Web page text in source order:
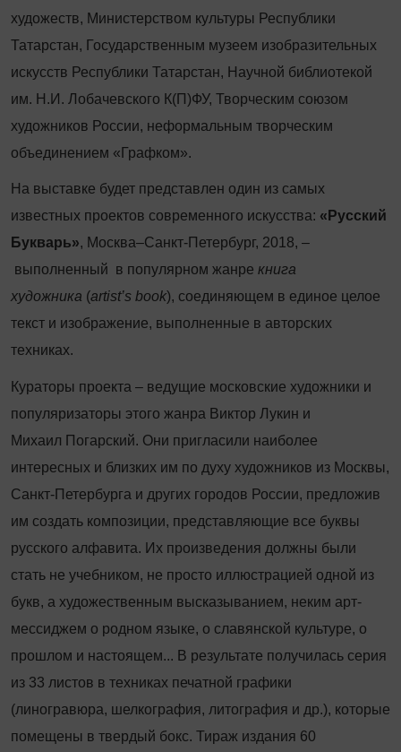
художеств, Министерством культуры Республики
Татарстан, Государственным музеем изобразительных
искусств Республики Татарстан, Научной библиотекой
им. Н.И. Лобачевского К(П)ФУ, Творческим союзом
художников России, неформальным творческим
объединением «Графком».
На выставке будет представлен один из самых
известных проектов современного искусства: «Русский
Букварь», Москва–Санкт-Петербург, 2018, –
выполненный в популярном жанре книга
художника (artist’s book), соединяющем в единое целое
текст и изображение, выполненные в авторских
техниках.
Кураторы проекта – ведущие московские художники и
популяризаторы этого жанра Виктор Лукин и
Михаил Погарский. Они пригласили наиболее
интересных и близких им по духу художников из Москвы,
Санкт-Петербурга и других городов России, предложив
им создать композиции, представляющие все буквы
русского алфавита. Их произведения должны были
стать не учебником, не просто иллюстрацией одной из
букв, а художественным высказыванием, неким арт-
мессиджем о родном языке, о славянской культуре, о
прошлом и настоящем... В результате получилась серия
из 33 листов в техниках печатной графики
(линогравюра, шелкография, литография и др.), которые
помещены в твердый бокс. Тираж издания 60